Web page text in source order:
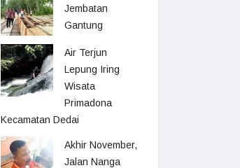
Jembatan
Gantung
Air Terjun
Lepung Iring
Wisata
Primadona
Kecamatan Dedai
Akhir November,
Jalan Nanga